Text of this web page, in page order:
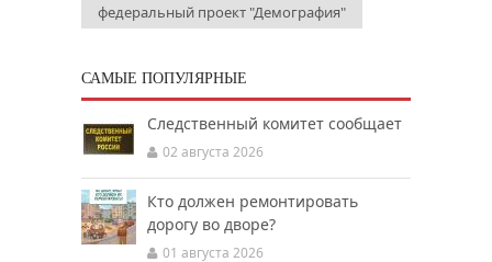
федеральный проект "Демография"
САМЫЕ ПОПУЛЯРНЫЕ
Следственный комитет сообщает
02 августа 2026
Кто должен ремонтировать
дорогу во дворе?
01 августа 2026